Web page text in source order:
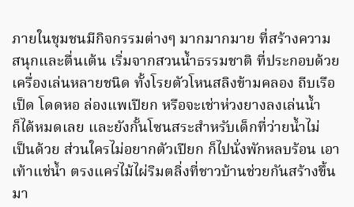
ภายในชุมชนมีกิจกรรมต่างๆ มากมากมาย ที่สร้างความ
สนุกและตื่นเต้น เริ่มจากสวนน้ำธรรมชาติ ที่ประกอบด้วย
เครื่องเล่นหลายชนิด ทั้งโรยตัวโหนสลิงข้ามคลอง ถีบเรือ
เป็ด โดดหอ ล่องแพเปียก หรือจะเช่าห่วงยางลงเล่นน้ำ
ก็ได้หมดเลย และยังกั้นโซนสระสำหรับเด็กที่ว่ายน้ำไม่
เป็นด้วย ส่วนใครไม่อยากตัวเปียก ก็ไปนั่งพักหลบร้อน เอา
เท้าแช่น้ำ ตรงแคร่ไม้ไผ่ริมตลิ่งที่ชาวบ้านช่วยกันสร้างขึ้น
มา